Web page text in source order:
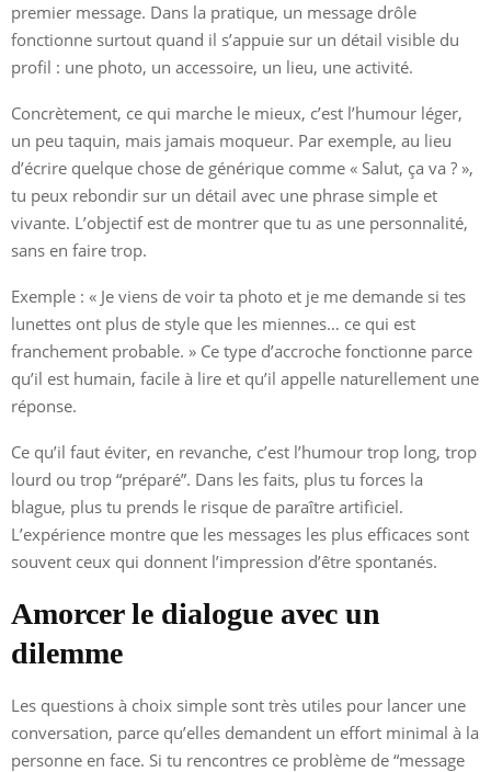
premier message. Dans la pratique, un message drôle
fonctionne surtout quand il s’appuie sur un détail visible du
profil : une photo, un accessoire, un lieu, une activité.
Concrètement, ce qui marche le mieux, c’est l’humour léger,
un peu taquin, mais jamais moqueur. Par exemple, au lieu
d’écrire quelque chose de générique comme « Salut, ça va ? »,
tu peux rebondir sur un détail avec une phrase simple et
vivante. L’objectif est de montrer que tu as une personnalité,
sans en faire trop.
Exemple : « Je viens de voir ta photo et je me demande si tes
lunettes ont plus de style que les miennes… ce qui est
franchement probable. » Ce type d’accroche fonctionne parce
qu’il est humain, facile à lire et qu’il appelle naturellement une
réponse.
Ce qu’il faut éviter, en revanche, c’est l’humour trop long, trop
lourd ou trop “préparé”. Dans les faits, plus tu forces la
blague, plus tu prends le risque de paraître artificiel.
L’expérience montre que les messages les plus efficaces sont
souvent ceux qui donnent l’impression d’être spontanés.
Amorcer le dialogue avec un
dilemme
Les questions à choix simple sont très utiles pour lancer une
conversation, parce qu’elles demandent un effort minimal à la
personne en face. Si tu rencontres ce problème de “message